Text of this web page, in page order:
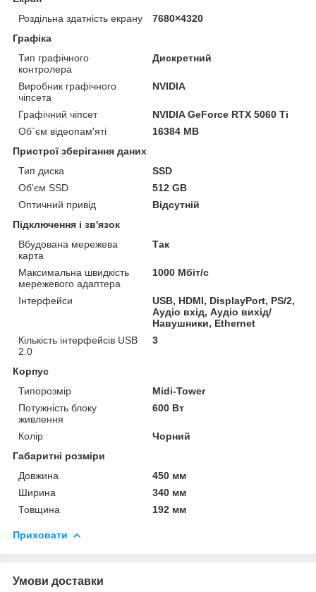
Роздільна здатність екрану
7680×4320
Графіка
Тип графічного
контролера
Дискретний
Виробник графічного
чіпсета
NVIDIA
Графічний чіпсет
NVIDIA GeForce RTX 5060 Ti
Об`єм відеопам'яті
16384 MB
Пристрої зберігання даних
Тип диска
SSD
Об'єм SSD
512 GB
Оптичний привід
Відсутній
Підключення і зв'язок
Вбудована мережева
карта
Так
Максимальна швидкість
мережевого адаптера
1000 Мбіт/с
Інтерфейси
USB, HDMI, DisplayPort, PS/2,
Аудіо вхід, Аудіо вихід/
Навушники, Ethernet
Кількість інтерфейсів USB
2.0
3
Корпус
Типорозмір
Midi-Tower
Потужність блоку
живлення
600 Вт
Колір
Чорний
Габаритні розміри
Довжина
450 мм
Ширина
340 мм
Товщина
192 мм
Приховати
Умови доставки